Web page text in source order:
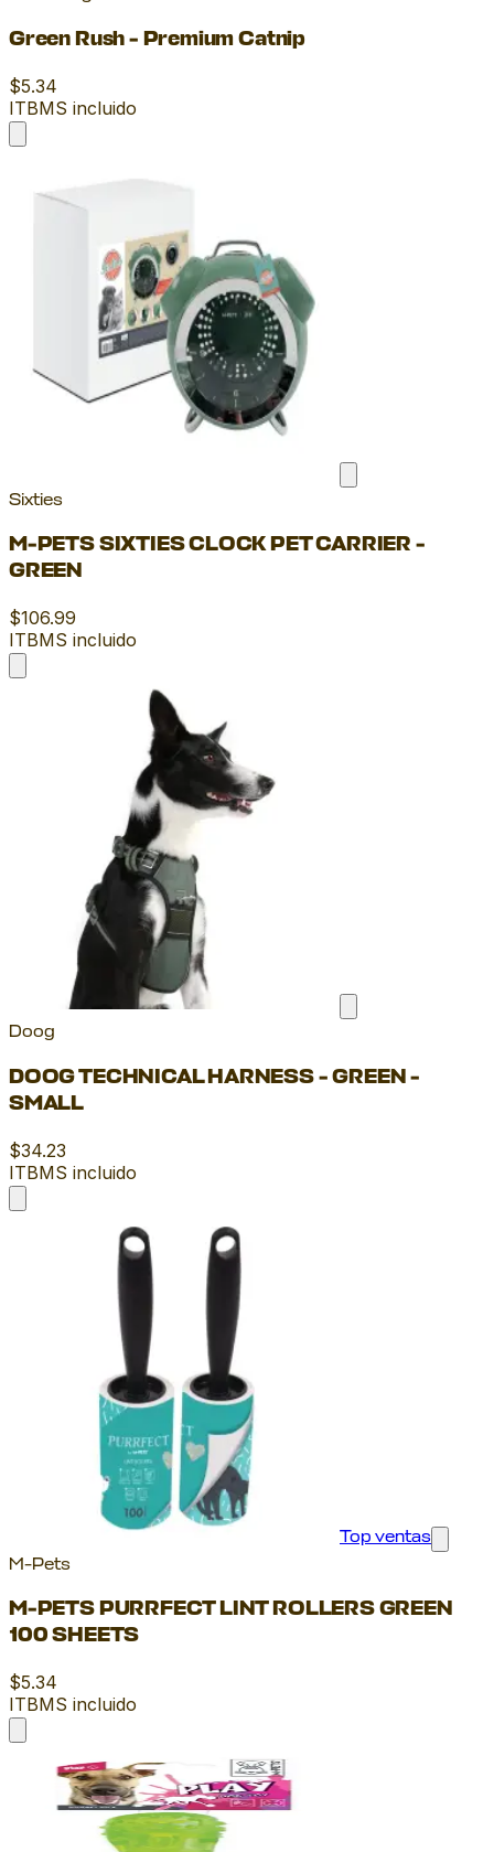
Green Rush - Premium Catnip
$5.34
ITBMS incluido
Sixties
M-PETS SIXTIES CLOCK PET CARRIER -
GREEN
$106.99
ITBMS incluido
Doog
DOOG TECHNICAL HARNESS - GREEN -
SMALL
$34.23
ITBMS incluido
Top ventas
M-Pets
M-PETS PURRFECT LINT ROLLERS GREEN
100 SHEETS
$5.34
ITBMS incluido